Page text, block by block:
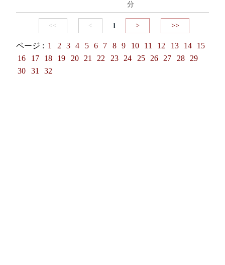
分
<< < 1 > >>
ページ : 1 2 3 4 5 6 7 8 9 10 11 12 13 14
15
16
17 18 19 20 21 22 23 24 25 26 27 28
29
30
31 32